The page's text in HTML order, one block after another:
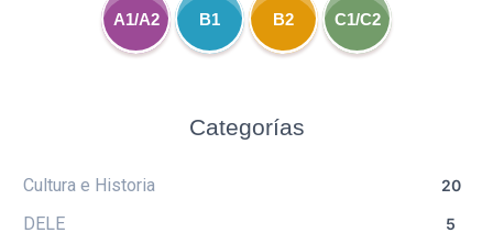
A1/A2 B1 B2 C1/C2
Categorías
Cultura e Historia 20
DELE 5